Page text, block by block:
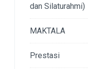
dan Silaturahmi)
MAKTALA
Prestasi